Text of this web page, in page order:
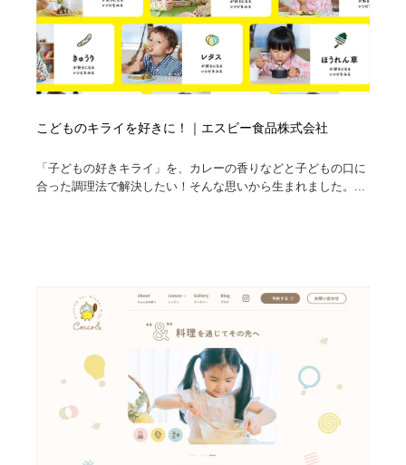
こどものキライを好きに！｜エスビー食品株式会社
「子どもの好きキライ」を、カレーの香りなどと子どもの口に
合った調理法で解決したい！そんな思いから生まれました。...